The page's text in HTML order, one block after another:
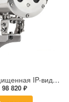
Взрывозащищенная IP-видеокамера Релион Релион-Exd-Н-100-ИК-IP5Мп2.8mm-PoE-МК-TR
98 820 ₽